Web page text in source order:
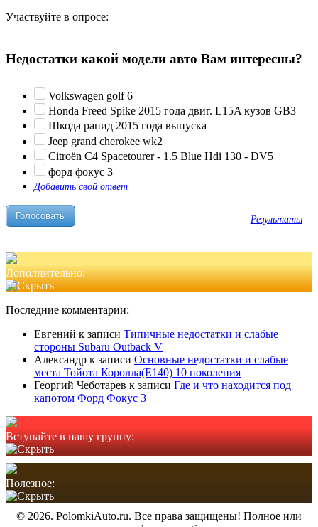
Участвуйте в опросе:
Недостатки какой модели авто Вам интересны?
Volkswagen golf 6
Honda Freed Spike 2015 года двиг. L15A кузов GB3
Шкода рапид 2015 года выпуска
Jeep grand cherokee wk2
Citroën C4 Spacetourer - 1.5 Blue Hdi 130 - DV5
форд фокус 3
Добавить свой ответ
Результаты
Дополнительно:
Последние комментарии:
Евгений к записи Типичные недостатки и слабые
стороны Subaru Outback V
Александр к записи Основные недостатки и слабые
места Тойота Королла(Е140) 10 поколения
Георгий Чеботарев к записи Где и что находится под
капотом Форд Фокус 3
Вступайте в нашу группу:
Полезное:
© 2026. PolomkiAuto.ru. Все права защищены! Полное или